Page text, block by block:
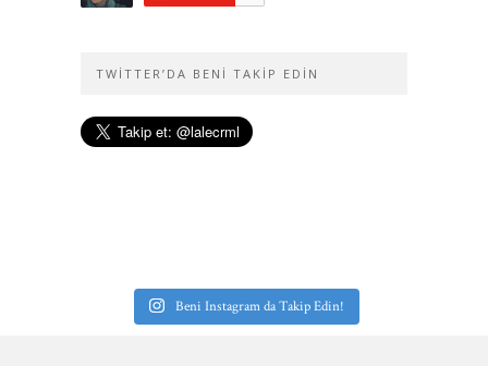
TWITTER’DA BENI TAKIP EDIN
Beni Instagram da Takip Edin!